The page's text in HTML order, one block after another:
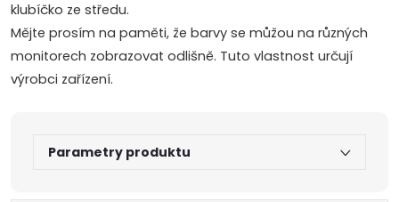
klubíčko ze středu.
Mějte prosím na paměti, že barvy se můžou na různých
monitorech zobrazovat odlišně. Tuto vlastnost určují
výrobci zařízení.
Parametry produktu